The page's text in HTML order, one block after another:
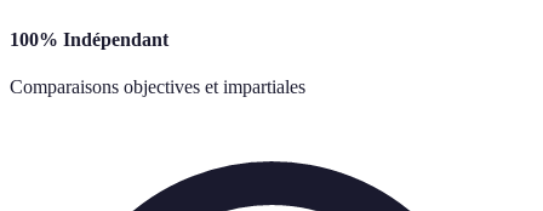
100% Indépendant
Comparaisons objectives et impartiales